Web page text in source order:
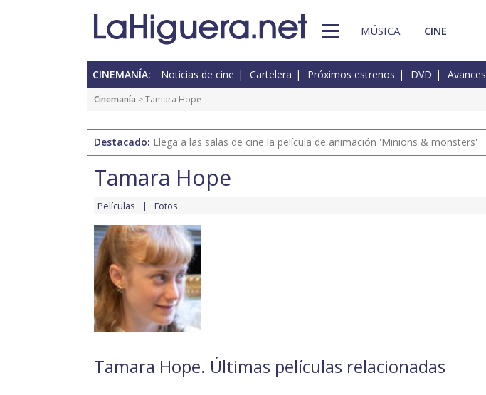
MÚSICA CINE
CINEMANÍA: Noticias de cine Cartelera Próximos estrenos DVD Avances
Cinemanía > Tamara Hope
Destacado: Llega a las salas de cine la película de animación 'Minions & monsters'
Tamara Hope
Películas Fotos
Tamara Hope. Últimas películas relacionadas